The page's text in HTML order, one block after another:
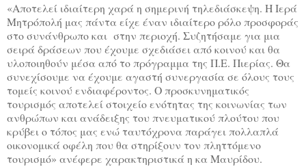
«Αποτελεί ιδιαίτερη χαρά η σημερινή τηλεδιάσκεψη. Η Ιερά
Μητρόπολή μας πάντα είχε έναν ιδιαίτερο ρόλο προσφοράς
στο συνάνθρωπο και στην περιοχή. Συζητήσαμε για μια
σειρά δράσεων που έχουμε σχεδιάσει από κοινού και θα
υλοποιηθούν μέσα από το πρόγραμμα της Π.Ε. Πιερίας. Θα
συνεχίσουμε να έχουμε αγαστή συνεργασία σε όλους τους
τομείς κοινού ενδιαφέροντος. Ο προσκυνηματικός
τουρισμός αποτελεί στοιχείο ενότητας της κοινωνίας των
ανθρώπων και ανάδειξης του πνευματικού πλούτου που
κρύβει ο τόπος μας ενώ ταυτόχρονα παράγει πολλαπλά
οικονομικά οφέλη που θα στηρίξουν τον πληττόμενο
τουρισμό» ανέφερε χαρακτηριστικά η κα Μαυρίδου.